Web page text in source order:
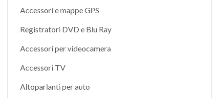
Accessori e mappe GPS
Registratori DVD e Blu Ray
Accessori per videocamera
Accessori TV
Altoparlanti per auto